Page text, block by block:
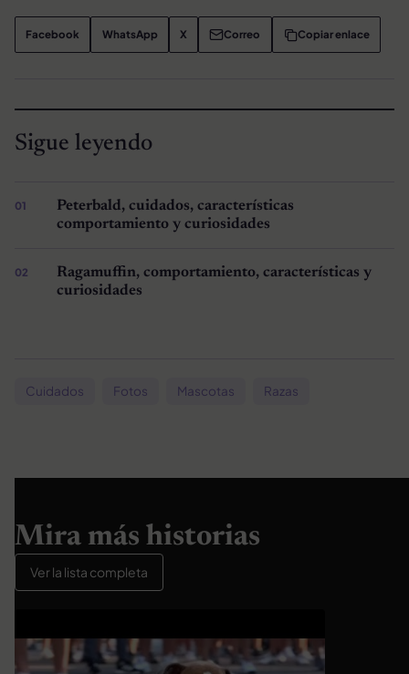
Facebook WhatsApp X Correo Copiar enlace
Sigue leyendo
Peterbald, cuidados, características
comportamiento y curiosidades
Ragamuffin, comportamiento, características y
curiosidades
Cuidados Fotos Mascotas Razas
Mira más historias
Ver la lista completa